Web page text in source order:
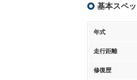
基本スペ
年式
走行距離
修復歴